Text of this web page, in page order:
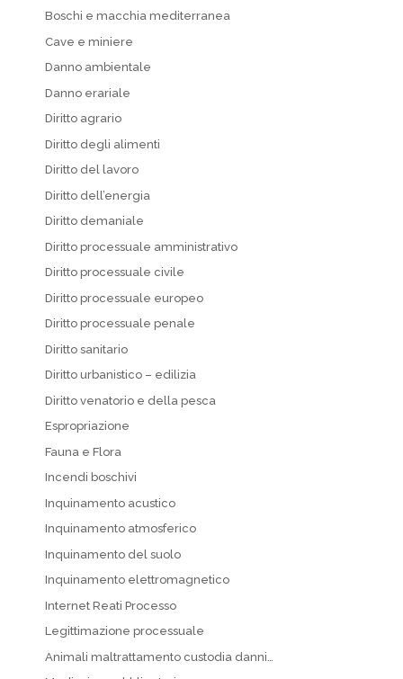
Boschi e macchia mediterranea
Cave e miniere
Danno ambientale
Danno erariale
Diritto agrario
Diritto degli alimenti
Diritto del lavoro
Diritto dell’energia
Diritto demaniale
Diritto processuale amministrativo
Diritto processuale civile
Diritto processuale europeo
Diritto processuale penale
Diritto sanitario
Diritto urbanistico – edilizia
Diritto venatorio e della pesca
Espropriazione
Fauna e Flora
Incendi boschivi
Inquinamento acustico
Inquinamento atmosferico
Inquinamento del suolo
Inquinamento elettromagnetico
Internet Reati Processo
Legittimazione processuale
Animali maltrattamento custodia danni…